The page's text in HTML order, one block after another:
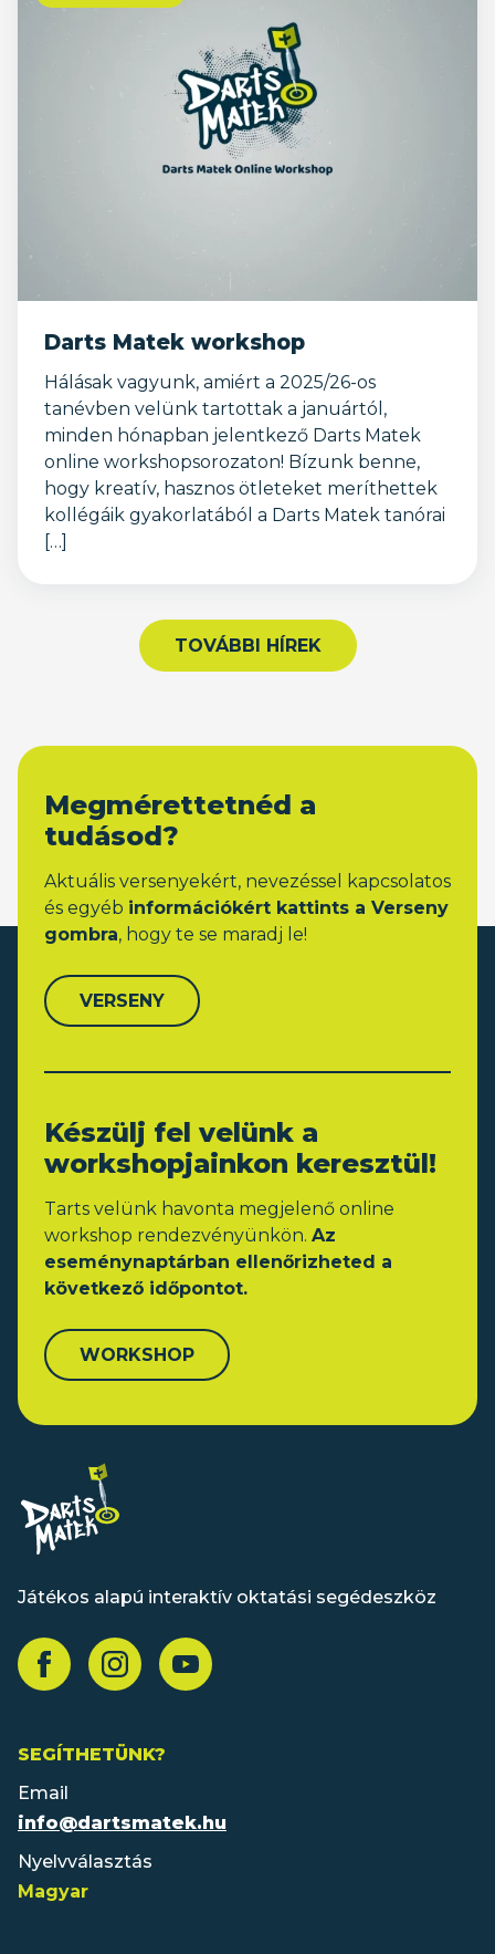
Darts Matek workshop
Hálásak vagyunk, amiért a 2025/26-os
tanévben velünk tartottak a januártól,
minden hónapban jelentkező Darts Matek
online workshopsorozaton! Bízunk benne,
hogy kreatív, hasznos ötleteket meríthettek
kollégáik gyakorlatából a Darts Matek tanórai
[…]
TOVÁBBI HÍREK
Megmérettetnéd a
tudásod?
Aktuális versenyekért, nevezéssel kapcsolatos
és egyéb információkért kattints a Verseny
gombra, hogy te se maradj le!
VERSENY
Készülj fel velünk a
workshopjainkon keresztül!
Tarts velünk havonta megjelenő online
workshop rendezvényünkön. Az
eseménynaptárban ellenőrizheted a
következő időpontot.
WORKSHOP
Játékos alapú interaktív oktatási segédeszköz
SEGÍTHETÜNK?
Email
info@dartsmatek.hu
Nyelvválasztás
Magyar